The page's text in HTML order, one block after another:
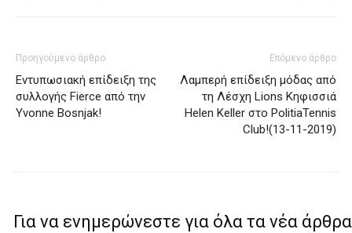
Προηγούμενο άρθρο
Εντυπωσιακή επίδειξη της
συλλογής Fierce από την
Yvonne Bosnjak!
Επόμενο άρθρο
Λαμπερή επίδειξη μόδας από
τη Λέσχη Lions Κηφισσιά
Helen Keller στο PolitiaTennis
Club!(13-11-2019)
Για να ενημερώνεστε για όλα τα νέα άρθρα